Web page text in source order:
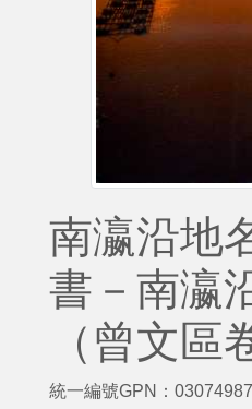
南瀛沿地
書－南瀛
（曾文區
統一編號GPN：